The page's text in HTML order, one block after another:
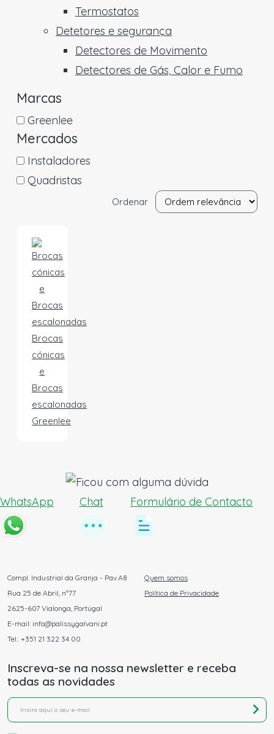
Termostatos
Detetores e segurança
Detectores de Movimento
Detectores de Gás, Calor e Fumo
Marcas
Greenlee
Mercados
Instaladores
Quadristas
Ordenar
Brocas
cónicas
e
Brocas
escalonadas
Greenlee
WhatsApp Chat Formulário de Contacto
Compl. Industrial da Granja - Pav.A8
Rua 25 de Abril, nº77
2625-607 Vialonga, Portugal
E-mail: info@palissygalvani.pt
Tel.: +351 21 322 34 00
Quem somos
Política de Privacidade
Inscreva-se na nossa newsletter e receba
todas as novidades